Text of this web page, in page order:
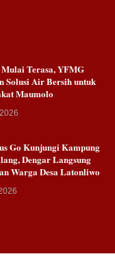
Terasa, YFMG
Solusi Air Bersih untuk
Maumolo
Go Kunjungi Kampung
Dengar Langsung
Warga Desa Latonliwo